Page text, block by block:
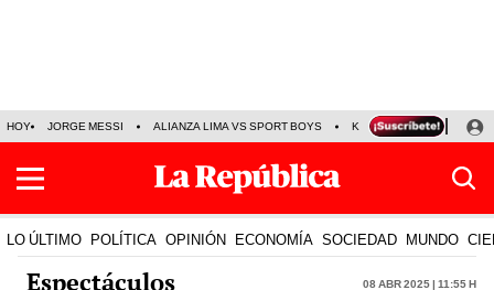
HOY JORGE MESSI ALIANZA LIMA VS SPORT BOYS KENJI FUJIMORI
LO ÚLTIMO POLÍTICA OPINIÓN ECONOMÍA SOCIEDAD MUNDO
Espectáculos 08 Abr 2025 | 11:55 h